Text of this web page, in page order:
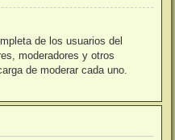
de los usuarios del
moderadores y otros
de moderar cada uno.